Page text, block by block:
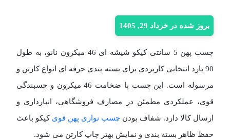
بروز شده در خرداد 29, 1405
چسب پهن 5 سانتی کیکو شیشه ای 46 میکرون نانو، به طول
90 یارد انتخابی کاربردی برای بسته‌ بندی حرفه‌ ای انواع کارتن و
مرسوله است. این چسب با ضخامت 46 میکرون و چسبندگی
قوی، عملکردی مطمئن در مصارف فروشگاهی، انبارداری و
ارسال کالا دارد. شفاف بودن چسب نواری پهن قوی کیکو باعث
حفظ ظاهر بسته‌ بندی و نمایش بهتر چاپ کارتن می‌ شود.